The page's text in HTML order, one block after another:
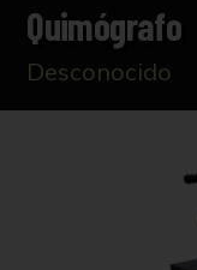
Quimógrafo
Desconocido